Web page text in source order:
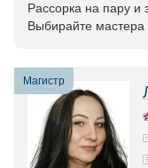
Рассорка на пару и
Выбирайте мастера
Магистр